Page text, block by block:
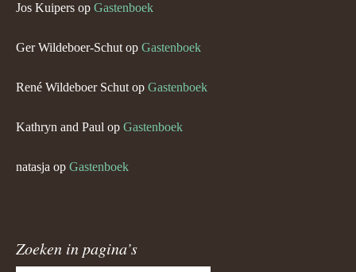
Jos Kuipers op Gastenboek
Ger Wildeboer-Schut op Gastenboek
René Wildeboer Schut op Gastenboek
Kathryn and Paul op Gastenboek
natasja op Gastenboek
Zoeken in pagina’s